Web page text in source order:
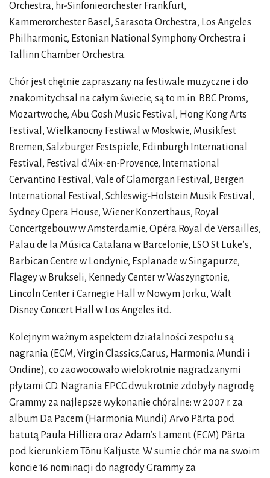
Orchestra, hr-Sinfonieorchester Frankfurt,
Kammerorchester Basel, Sarasota Orchestra, Los Angeles
Philharmonic, Estonian National Symphony Orchestra i
Tallinn Chamber Orchestra.
Chór jest chętnie zapraszany na festiwale muzyczne i do
znakomitychsal na całym świecie, są to m.in. BBC Proms,
Mozartwoche, Abu Gosh Music Festival, Hong Kong Arts
Festival, Wielkanocny Festiwal w Moskwie, Musikfest
Bremen, Salzburger Festspiele, Edinburgh International
Festival, Festival d’Aix-en-Provence, International
Cervantino Festival, Vale of Glamorgan Festival, Bergen
International Festival, Schleswig-Holstein Musik Festival,
Sydney Opera House, Wiener Konzerthaus, Royal
Concertgebouw w Amsterdamie, Opéra Royal de Versailles,
Palau de la Música Catalana w Barcelonie, LSO St Luke’s,
Barbican Centre w Londynie, Esplanade w Singapurze,
Flagey w Brukseli, Kennedy Center w Waszyngtonie,
Lincoln Center i Carnegie Hall w Nowym Jorku, Walt
Disney Concert Hall w Los Angeles itd.
Kolejnym ważnym aspektem działalności zespołu są
nagrania (ECM, Virgin Classics,Carus, Harmonia Mundi i
Ondine), co zaowocowało wielokrotnie nagradzanymi
płytami CD. Nagrania EPCC dwukrotnie zdobyły nagrodę
Grammy za najlepsze wykonanie chóralne: w 2007 r. za
album Da Pacem (Harmonia Mundi) Arvo Pärta pod
batutą Paula Hilliera oraz Adam’s Lament (ECM) Pärta
pod kierunkiem Tõnu Kaljuste. W sumie chór ma na swoim
koncie 16 nominacji do nagrody Grammy za